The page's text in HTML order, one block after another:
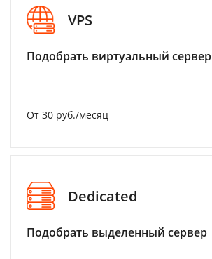
VPS
Подобрать виртуальный сервер
От 30 руб./месяц
Dedicated
Подобрать выделенный сервер